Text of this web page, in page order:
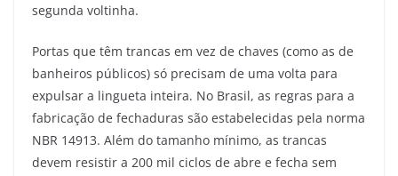
segunda voltinha.
Portas que têm trancas em vez de chaves (como as de
banheiros públicos) só precisam de uma volta para
expulsar a lingueta inteira. No Brasil, as regras para a
fabricação de fechaduras são estabelecidas pela norma
NBR 14913. Além do tamanho mínimo, as trancas
devem resistir a 200 mil ciclos de abre e fecha sem